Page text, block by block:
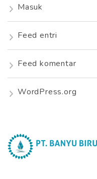
Masuk
Feed entri
Feed komentar
WordPress.org